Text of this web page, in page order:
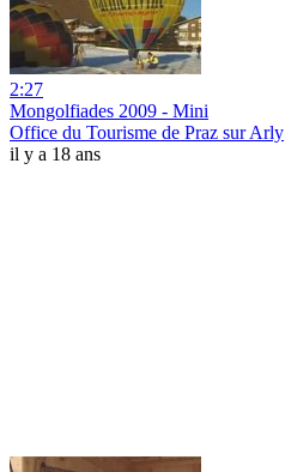
2:27
Mongolfiades 2009 - Mini
Office du Tourisme de Praz sur Arly
il y a 18 ans